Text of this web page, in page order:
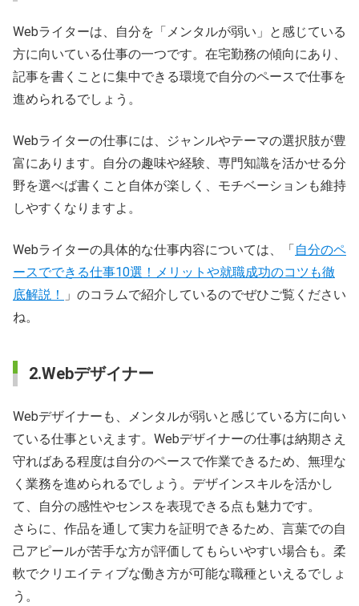
Webライターは、自分を「メンタルが弱い」と感じている
方に向いている仕事の一つです。在宅勤務の傾向にあり、
記事を書くことに集中できる環境で自分のペースで仕事を
進められるでしょう。
Webライターの仕事には、ジャンルやテーマの選択肢が豊
富にあります。自分の趣味や経験、専門知識を活かせる分
野を選べば書くこと自体が楽しく、モチベーションも維持
しやすくなりますよ。
Webライターの具体的な仕事内容については、「 自分のペ
ースでできる仕事10選！メリットや就職成功のコツも徹
底解説！
」のコラムで紹介しているのでぜひご覧ください
ね。
2.Webデザイナー
Webデザイナーも、メンタルが弱いと感じている方に向い
ている仕事といえます。Webデザイナーの仕事は納期さえ
守ればある程度は自分のペースで作業できるため、無理な
く業務を進められるでしょう。デザインスキルを活かし
て、自分の感性やセンスを表現できる点も魅力です。
さらに、作品を通して実力を証明できるため、言葉での自
己アピールが苦手な方が評価してもらいやすい場合も。柔
軟でクリエイティブな働き方が可能な職種といえるでしょ
う。